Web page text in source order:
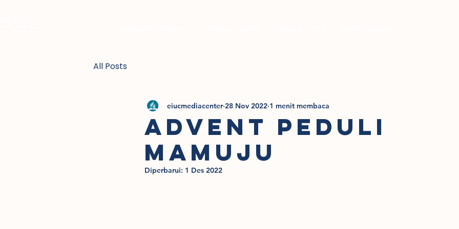
All Posts
ADVENT PEDULI
MAMUJU
eiucmediacenter 28 Nov 2022 1 menit membaca
Diperbarui: 1 Des 2022